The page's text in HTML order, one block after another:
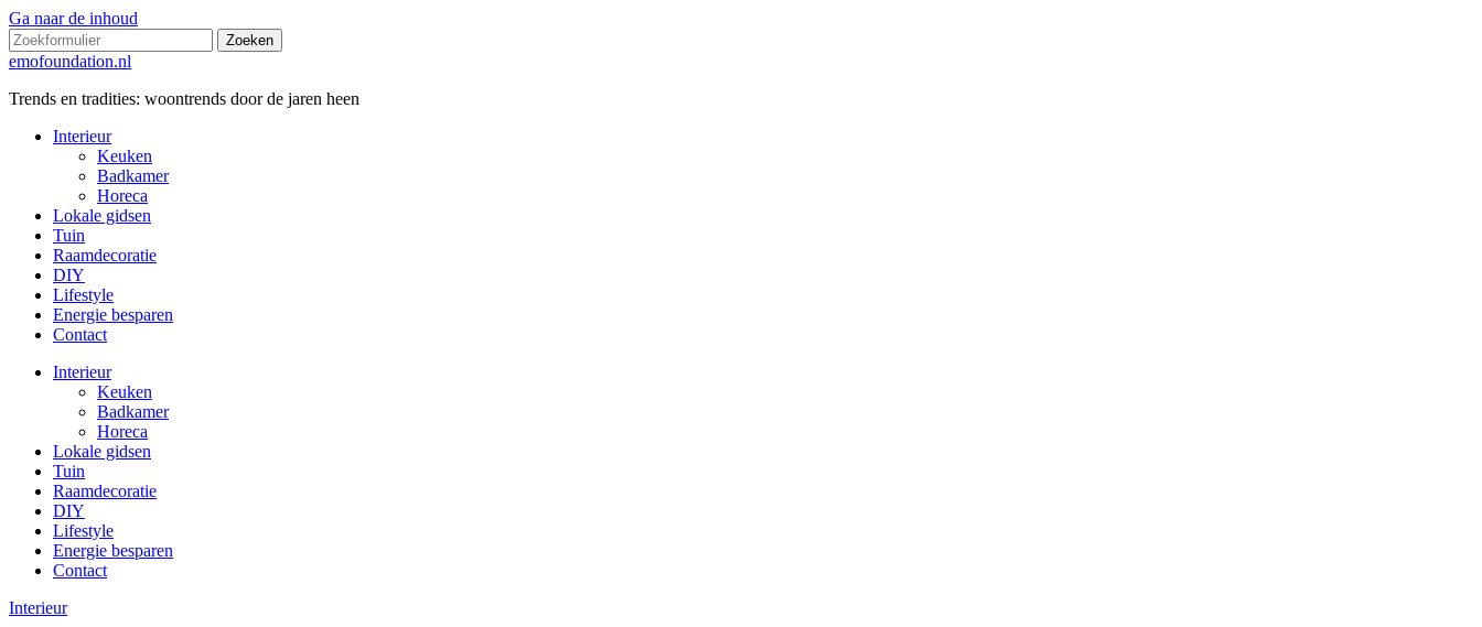
Ga naar de inhoud
Zoeken
emofoundation.nl
Trends en tradities: woontrends door de jaren heen
Interieur
Keuken
Badkamer
Horeca
Lokale gidsen
Tuin
Raamdecoratie
DIY
Lifestyle
Energie besparen
Contact
Interieur
Keuken
Badkamer
Horeca
Lokale gidsen
Tuin
Raamdecoratie
DIY
Lifestyle
Energie besparen
Contact
Interieur